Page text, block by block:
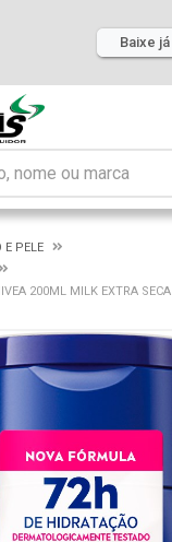
Baixe
E PELE
200ML MILK EXTRA SECA